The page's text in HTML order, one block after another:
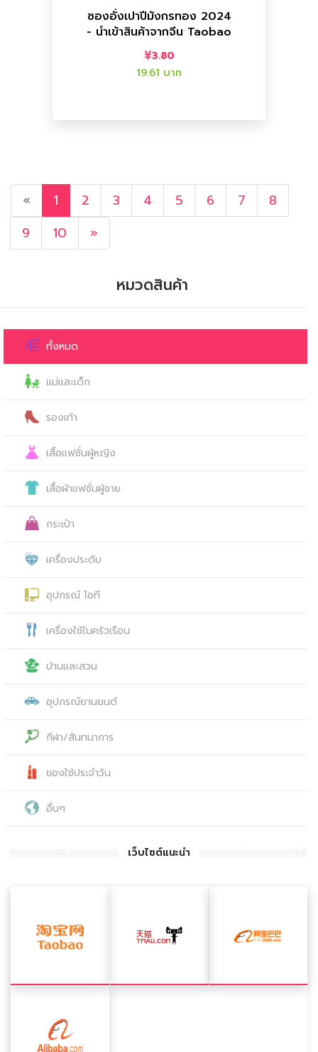
ซองอั่งเปาปีมังกรทอง 2024
- นำเข้าสินค้าจากจีน Taobao
3.80
19.61 บาท
ซองอั่งเปาปีมังกรทอง 2024 - นำเข้า
สินค้าจากจีน Taobao
« 1 2 3 4 5 6 7
8
9
10 »
หมวดสินค้า
ทั้งหมด
แม่และเด็ก
รองเท้า
เสื้อแฟชั่นผู้หญิง
เสื้อผ้าแฟชั่นผู้ชาย
กระเป๋า
เครื่องประดับ
อุปกรณ์ ไอที
เครื่องใช้ในครัวเรือน
บ้านและสวน
อุปกรณ์ยานยนต์
กีฬา/สันทนาการ
ของใช้ประจำวัน
อื่นๆ
เว็บไซต์แนะนำ